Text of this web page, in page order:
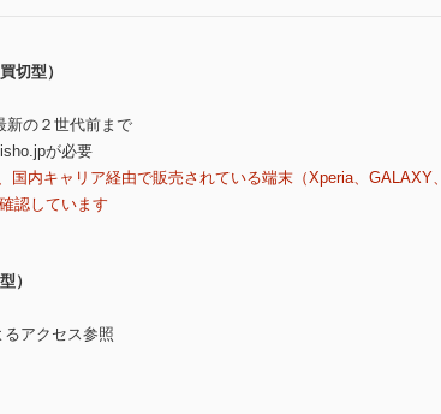
切型）
新の２世代前まで
が必要
内キャリア経由で販売されている端末（Xperia、GALAXY、
認しています
）
アクセス参照